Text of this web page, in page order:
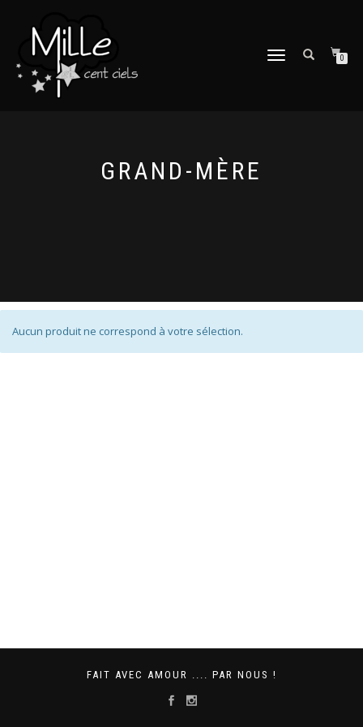
DÉPLIER
0
GRAND-MÈRE
Aucun produit ne correspond à votre sélection.
FAIT AVEC AMOUR .... PAR NOUS !